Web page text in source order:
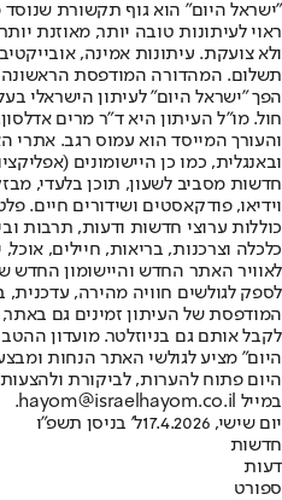
"ישראל היום" הוא גוף תקשורת
ראוי לעיתונות טובה יותר, מאוזנת
ולא צועקת. עיתונות אמינה,
הפך "ישראל היום" לעיתון הישראלי
חול. מו"ל העיתון היא ד"ר מרים
והעורך המייסד הוא עמוס רגב. אתרי
חדשות מסביב לשעון, תוכן בלעדי,
וידיאו, פודקאסטים ושידורים חיים.
כוללות ערוצי חדשות ודעות, תרבות
לאוויר האתר החדש והיישומון החדש
לספק לגולשים חוויה מהירה,
המודפסת של העיתון זמינים גם
לקבל אותם גם בניוזלטר. מועדון
היום" מציע לגולשי האתר הנחות
היום פתוח להערות, לביקורת
במייל hayom@israelhayom.co.il.
יום שישי, 17.4.2026
ל' בניסן תשפ"ו
חדשות
דעות
ספורט